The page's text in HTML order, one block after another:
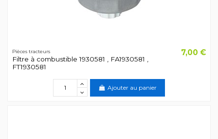
Pièces tracteurs
Filtre à combustible 1930581 , FA1930581 ,
FT1930581
7,00 €
Ajouter au panier